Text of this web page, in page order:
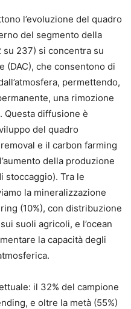
l’evoluzione del quadro
del segmento della
237) si concentra su
(DAC), che consentono di
permettendo,
una rimozione
Questa diffusione è
del quadro
e il carbon farming
della produzione
stoccaggio). Tra le
la mineralizzazione
(10%), con distribuzione
suoli agricoli, e l’ocean
la capacità degli
il 32% del campione
e oltre la metà (55%)